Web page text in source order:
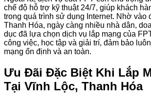
chế độ hỗ trợ kỹ thuật 24/7, giúp khách
trong quá trình sử dụng Internet. Nhờ vào
Thanh Hóa, ngày càng nhiều nhà dân,
dục đã lựa chọn dịch vụ lắp mạng của
công việc, học tập và giải trí, đảm bảo
mạng ổn định và an toàn.
Ưu Đãi Đặc Biệt Khi Lắp
Tại Vĩnh Lộc, Thanh Hóa